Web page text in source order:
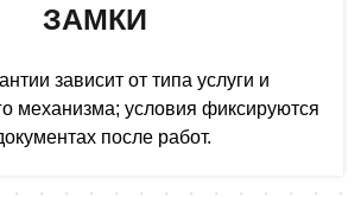
ЗАМКИ
зависит от типа услуги и
механизма; условия фиксируются
после работ.